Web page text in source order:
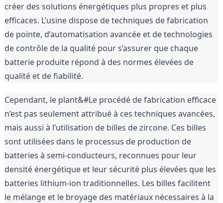
créer des solutions énergétiques plus propres et plus
efficaces. L’usine dispose de techniques de fabrication
de pointe, d’automatisation avancée et de technologies
de contrôle de la qualité pour s’assurer que chaque
batterie produite répond à des normes élevées de
qualité et de fiabilité.
Cependant, le plant&#Le procédé de fabrication efficace
n’est pas seulement attribué à ces techniques avancées,
mais aussi à l’utilisation de billes de zircone. Ces billes
sont utilisées dans le processus de production de
batteries à semi-conducteurs, reconnues pour leur
densité énergétique et leur sécurité plus élevées que les
batteries lithium-ion traditionnelles. Les billes facilitent
le mélange et le broyage des matériaux nécessaires à la